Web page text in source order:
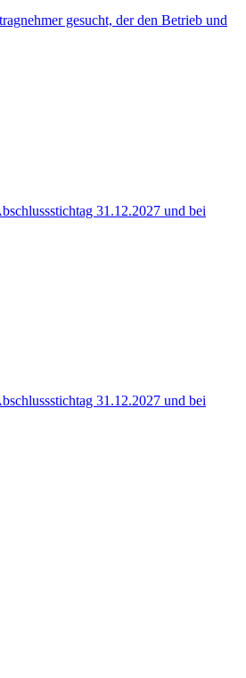
gesucht, der den Betrieb und
31.12.2027 und bei
31.12.2027 und bei